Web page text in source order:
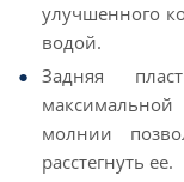
улучшенного
водой.
Задняя
максимальной
молнии
расстегнуть ее.